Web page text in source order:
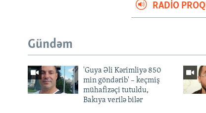
RADIO
Gündəm
'Guya Əli Kərimliyə 850
min göndərib' – keçmiş
mühafizəçi tutuldu,
Bakıya verilə bilər